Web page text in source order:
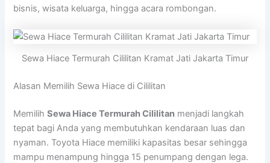
bisnis, wisata keluarga, hingga acara rombongan.
Sewa Hiace Termurah Cililitan Kramat Jati Jakarta Timur
Alasan Memilih Sewa Hiace di Cililitan
MemilihSewa Hiace Termurah Cililitan menjadi langkah
tepat bagi Anda yang membutuhkan kendaraan luas dan
nyaman. Toyota Hiace memiliki kapasitas besar sehingga
mampu menampung hingga 15 penumpang dengan lega.